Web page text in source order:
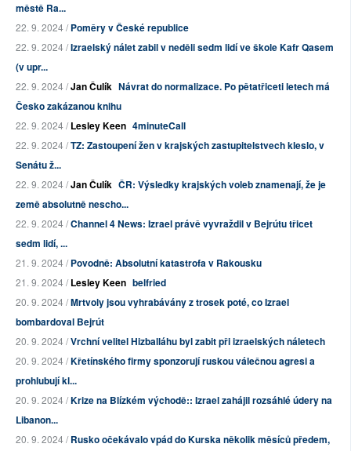
městě Ra...
22. 9. 2024 /Poměry v České republice
22. 9. 2024 /Izraelský nálet zabil v neděli sedm lidí ve škole Kafr Qasem
(v upr...
22. 9. 2024 /Jan Čulík Návrat do normalizace. Po pětatřiceti letech má
Česko zakázanou knihu
22. 9. 2024 /Lesley Keen 4minuteCall
22. 9. 2024 /TZ: Zastoupení žen v krajských zastupitelstvech kleslo, v
Senátu ž...
22. 9. 2024 /Jan Čulík ČR: Výsledky krajských voleb znamenají, že je
země absolutně nescho...
22. 9. 2024 /Channel 4 News: Izrael právě vyvraždil v Bejrútu třicet
sedm lidí, ...
21. 9. 2024 /Povodně: Absolutní katastrofa v Rakousku
21. 9. 2024 /Lesley Keen belfried
20. 9. 2024 /Mrtvoly jsou vyhrabávány z trosek poté, co Izrael
bombardoval Bejrút
20. 9. 2024 /Vrchní velitel Hizballáhu byl zabit při izraelských náletech
20. 9. 2024 /Křetínského firmy sponzorují ruskou válečnou agresi a
prohlubují kl...
20. 9. 2024 /Krize na Blízkém východě:: Izrael zahájil rozsáhlé údery na
Libanon...
20. 9. 2024 /Rusko očekávalo vpád do Kurska několik měsíců předem,